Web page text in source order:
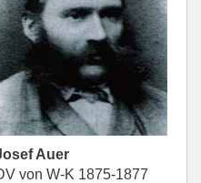
Auer
von W-K 1875-1877